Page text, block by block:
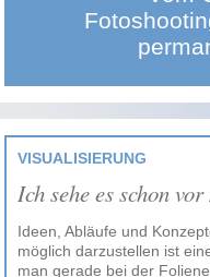
VISUALISIERUNG
Ich sehe es schon
Ideen, Abläufe und
möglich darzustellen ist
man gerade bei der